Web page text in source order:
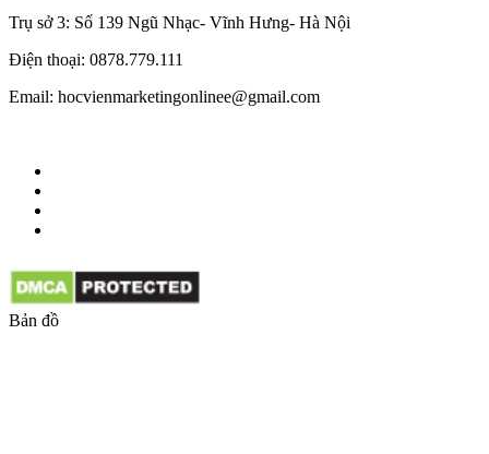
Trụ sở 3: Số 139 Ngũ Nhạc- Vĩnh Hưng- Hà Nội
Điện thoại: 0878.779.111
Email: hocvienmarketingonlinee@gmail.com
Bản đồ